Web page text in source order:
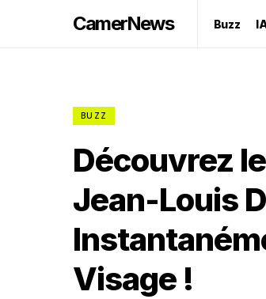
CamerNews Buzz
BUZZ
Découvrez
Jean-Louis
Visage !